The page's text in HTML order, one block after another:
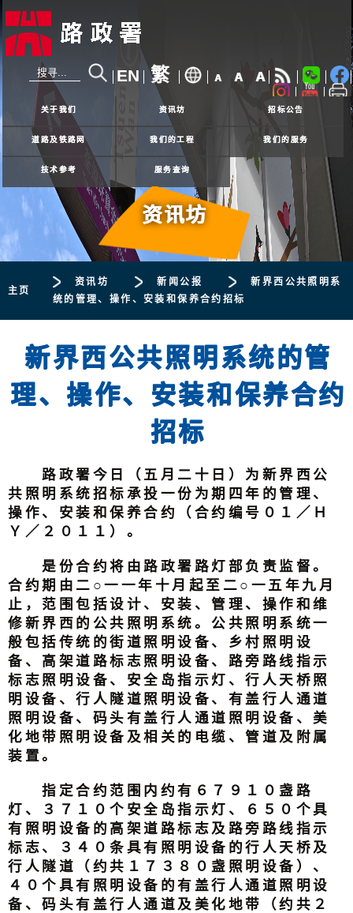
EN 繁 A A A
2926 4111
关于我们 资讯坊 招标公告
道路及铁路网 我们的工程 我们的服务
技术参考 服务查询
主页
资讯坊
资讯坊 新闻公报
新界西公共照明系
统的管理、操作、安装和保养合约招标
新界西公共照明系统的管
理、操作、安装和保养合约
招标
路政署今日（五月二十日）为新界西公
共照明系统招标承投一份为期四年的管理、
操作、安装和保养合约（合约编号０１／Ｈ
Ｙ／２０１１）。
是份合约将由路政署路灯部负责监督。
合约期由二○一一年十月起至二○一五年九月
止，范围包括设计、安装、管理、操作和维
修新界西的公共照明系统。公共照明系统一
般包括传统的街道照明设备、乡村照明设
备、高架道路标志照明设备、路旁路线指示
标志照明设备、安全岛指示灯、行人天桥照
明设备、行人隧道照明设备、有盖行人通道
照明设备、码头有盖行人通道照明设备、美
化地带照明设备及相关的电缆、管道及附属
装置。
指定合约范围内约有６７９１０盏路
灯、３７１０个安全岛指示灯、６５０个具
有照明设备的高架道路标志及路旁路线指示
标志、３４０条具有照明设备的行人天桥及
行人隧道（约共１７３８０盏照明设备）、
４０个具有照明设备的有盖行人通道照明设
备、码头有盖行人通道及美化地带（约共２